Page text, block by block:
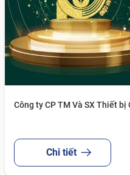
Công ty CP TM Và SX Thiết
Chi tiết